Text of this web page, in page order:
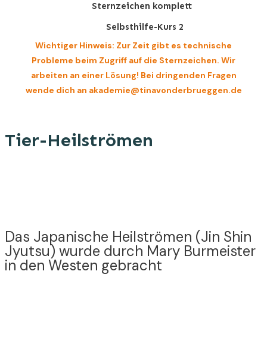
Sternzeichen komplett
Selbsthilfe-Kurs 2
Wichtiger Hinweis: Zur Zeit gibt es technische
Probleme beim Zugriff auf die Sternzeichen. Wir
arbeiten an einer Lösung! Bei dringenden Fragen
wende dich an akademie@tinavonderbrueggen.de
Tier-Heilströmen
Das Japanische Heilströmen (Jin Shin
Jyutsu) wurde durch Mary Burmeister
in den Westen gebracht